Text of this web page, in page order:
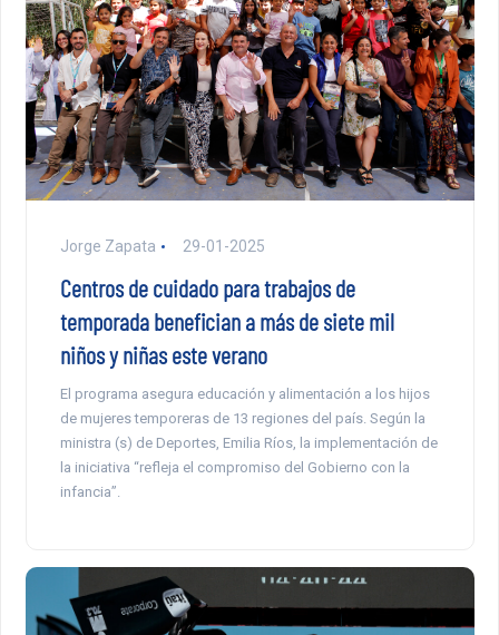
Jorge Zapata 29-01-2025
Centros de cuidado para trabajos de
temporada benefician a más de siete mil
niños y niñas este verano
El programa asegura educación y alimentación a los hijos
de mujeres temporeras de 13 regiones del país. Según la
ministra (s) de Deportes, Emilia Ríos, la implementación de
la iniciativa “refleja el compromiso del Gobierno con la
infancia”.